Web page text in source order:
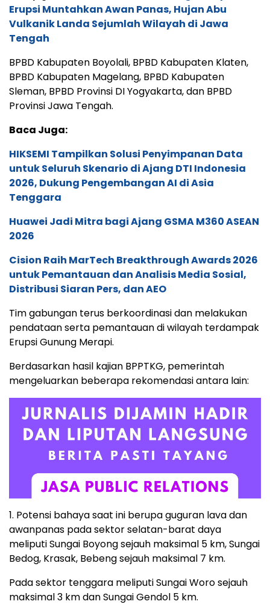
Erupsi Muntahkan Awan Panas, Hujan Abu
Vulkanik Landa Sejumlah Wilayah di Jawa
Tengah
BPBD Kabupaten Boyolali, BPBD Kabupaten Klaten,
BPBD Kabupaten Magelang, BPBD Kabupaten
Sleman, BPBD Provinsi DI Yogyakarta, dan BPBD
Provinsi Jawa Tengah.
Baca Juga:
HIKSEMI Tampilkan Solusi Penyimpanan Data
untuk Seluruh Skenario di Ajang DTI Indonesia
2026, Dukung Pengembangan AI di Asia
Tenggara
Huawei Jadi Mitra bagi Ajang GSMA M360 ASEAN
2026
Cision Raih MarTech Breakthrough Awards 2026
untuk Pemantauan dan Analisis Media Sosial,
Distribusi Siaran Pers, dan AEO
Tim gabungan terus berkoordinasi dan melakukan
pendataan serta pemantauan di wilayah terdampak
Erupsi Gunung Merapi.
Berdasarkan hasil kajian BPPTKG, pemerintah
mengeluarkan beberapa rekomendasi antara lain:
1. Potensi bahaya saat ini berupa guguran lava dan
awanpanas pada sektor selatan-barat daya
meliputi Sungai Boyong sejauh maksimal 5 km, Sungai
Bedog, Krasak, Bebeng sejauh maksimal 7 km.
Pada sektor tenggara meliputi Sungai Woro sejauh
maksimal 3 km dan Sungai Gendol 5 km.